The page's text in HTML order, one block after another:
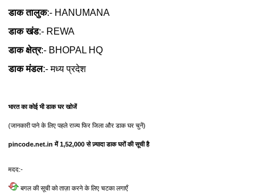
डाक तालुक:- HANUMANA
डाक खंड:- REWA
डाक क्षेत्र:- BHOPAL HQ
डाक मंडल:- मध्य प्रदेश
भारत का कोई भी डाक घर खोजें
(जानकारी पाने के लिए पहले राज्य फिर जिला और डाक घर चुनें)
pincode.net.in में 1,52,000 से ज़्यादा डाक घरों की सूची है
मदद:-
बगल की सूची को ताज़ा करने के लिए चटका लगाएँ